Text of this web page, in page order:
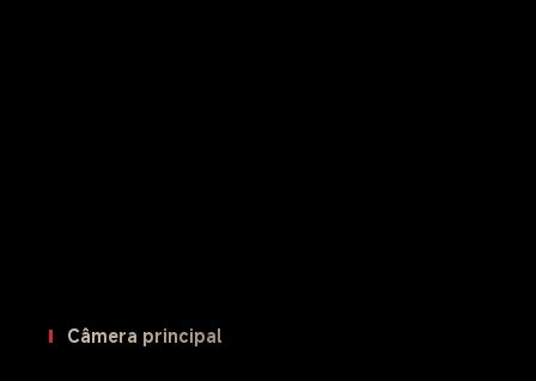
Câmera principal